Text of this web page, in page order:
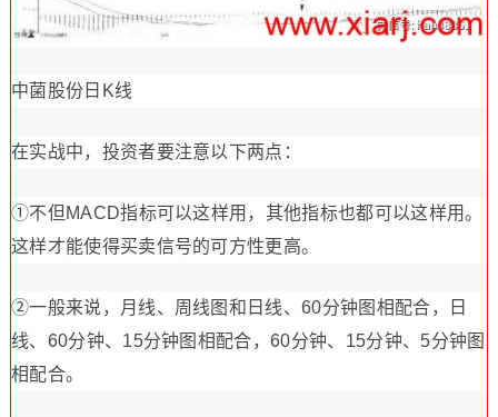
中菌股份日K线
在实战中，投资者要注意以下两点：
①不但MACD指标可以这样用，其他指标也都可以这样用。
这样才能使得买卖信号的可方性更高。
②一般来说，月线、周线图和日线、60分钟图相配合，日
线、60分钟、15分钟图相配合，60分钟、15分钟、5分钟图
相配合。